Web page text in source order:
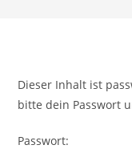
Dieser Inhalt ist
bitte dein Passwort
Passwort: